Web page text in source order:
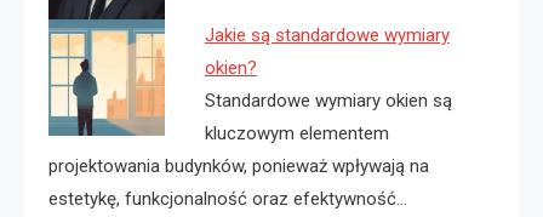
Jakie są standardowe wymiary
okien?
Standardowe wymiary okien są
kluczowym elementem
projektowania budynków, ponieważ wpływają na
estetykę, funkcjonalność oraz efektywność…